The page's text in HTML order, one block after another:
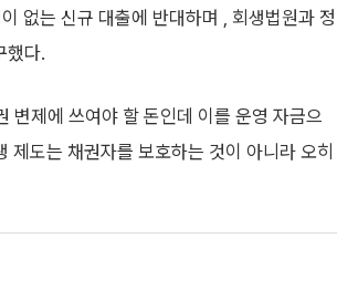
없는 신규 대출에 반대하며 , 회생법원과 정
했다.
변제에 쓰여야 할 돈인데 이를 운영 자금으
도는 채권자를 보호하는 것이 아니라 오히